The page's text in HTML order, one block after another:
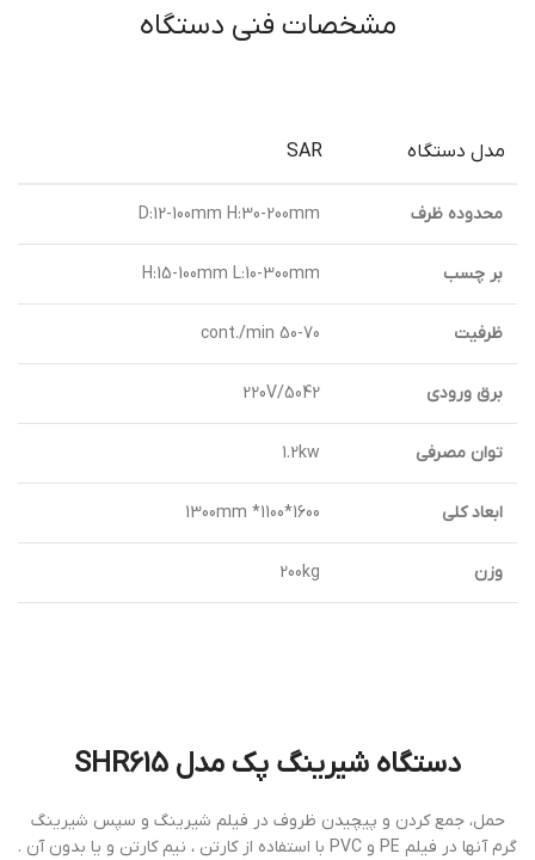
مشخصات فنی دستگاه
مدل دستگاه SAR
محدوده ظرف D:12-100mm H:30-200mm
بر چسب H:15-100mm L:10-300mm
ظرفيت 50-70 cont./min
برق ورودی 220V/5042
توان مصرفی 1.2kw
ابعاد کلی 1300mm *1100*1600
وزن 200kg
دستگاه شيرينگ پك مدل SHR615
حمل، جمع كردن و پيچيدن ظروف در فيلم شيرينگ و سپس شيرينگ
گرم آنها در فيلم PE و PVC با استفاده از كارتن ، نيم كارتن و يا بدون آن .